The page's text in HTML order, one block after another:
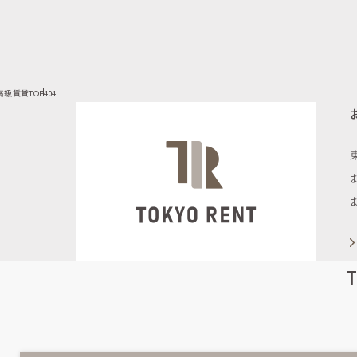
級賃貸TOP404